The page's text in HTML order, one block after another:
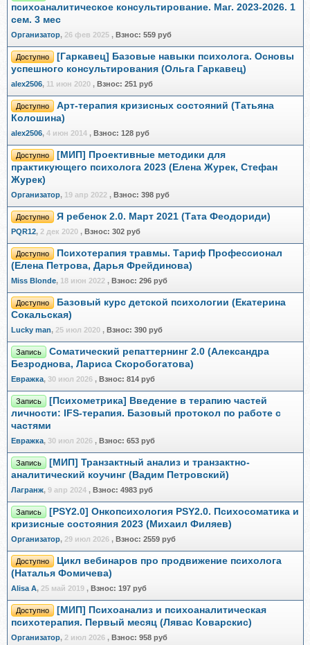
психоаналитическое консультирование. Маг. 2023-2026. 1
сем. 3 мес
Организатор, 26 фев 2025 , Взнос: 559 руб
Доступно
[Гаркавец] Базовые навыки психолога. Основы
успешного консультирования (Ольга Гаркавец)
alex2506, 11 июн 2020 , Взнос: 251 руб
Доступно
Арт-терапия кризисных состояний (Татьяна
Колошина)
alex2506, 4 июн 2014 , Взнос: 128 руб
Доступно
[МИП] Проективные методики для
практикующего психолога 2023 (Елена Журек, Стефан
Журек)
Организатор, 19 апр 2022 , Взнос: 398 руб
Доступно Я ребенок 2.0. Март 2021 (Тата Феодориди)
PQR12, 2 дек 2020 , Взнос: 302 руб
Доступно
Психотерапия травмы. Тариф Профессионал
(Елена Петрова, Дарья Фрейдинова)
Miss Blonde, 18 июн 2022 , Взнос: 296 руб
Доступно
Базовый курс детской психологии (Екатерина
Сокальская)
Lucky man, 25 июл 2020 , Взнос: 390 руб
Запись
Соматический репаттернинг 2.0 (Александра
Безроднова, Лариса Скоробогатова)
Евражкa, 30 июл 2026 , Взнос: 814 руб
Запись
[Психометрика] Введение в терапию частей
личности: IFS-терапия. Базовый протокол по работе с
частями
Евражкa, 30 июл 2026 , Взнос: 653 руб
Запись
[МИП] Транзактный анализ и транзактно-
аналитический коучинг (Вадим Петровский)
Лагранж, 9 апр 2024 , Взнос: 4983 руб
Запись
[PSY2.0] Онкопсихология PSY2.0. Психосоматика и
кризисные состояния 2023 (Михаил Филяев)
Организатор, 29 июл 2026 , Взнос: 2559 руб
Доступно
Цикл вебинаров про продвижение психолога
(Наталья Фомичева)
Alisa A, 25 май 2019 , Взнос: 197 руб
Доступно
[МИП] Психоанализ и психоаналитическая
психотерапия. Первый месяц (Лявас Коварскис)
Организатор, 2 июл 2026 , Взнос: 958 руб